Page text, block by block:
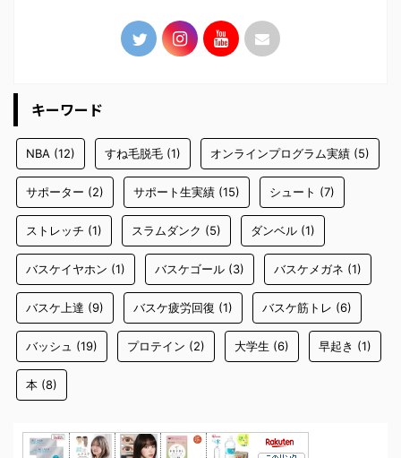
キーワード
NBA (12) すね毛脱毛 (1) オンラインプログラム実績 (5)
サポーター (2) サポート生実績 (15) シュート (7)
ストレッチ (1) スラムダンク (5) ダンベル (1)
バスケイヤホン (1) バスケゴール (3) バスケメガネ (1)
バスケ上達 (9) バスケ疲労回復 (1) バスケ筋トレ (6)
バッシュ (19) プロテイン (2) 大学生 (6) 早起き (1)
本 (8)